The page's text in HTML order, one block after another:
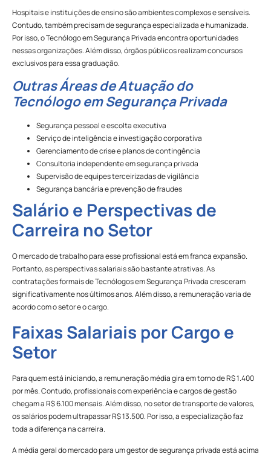
Hospitais e instituições de ensino são ambientes complexos e sensíveis.
Contudo, também precisam de segurança especializada e humanizada.
Por isso, o Tecnólogo em Segurança Privada encontra oportunidades
nessas organizações. Além disso, órgãos públicos realizam concursos
exclusivos para essa graduação.
Outras Áreas de Atuação do
Tecnólogo em Segurança Privada
Segurança pessoal e escolta executiva
Serviço de inteligência e investigação corporativa
Gerenciamento de crise e planos de contingência
Consultoria independente em segurança privada
Supervisão de equipes terceirizadas de vigilância
Segurança bancária e prevenção de fraudes
Salário e Perspectivas de
Carreira no Setor
O mercado de trabalho para esse profissional está em franca expansão.
Portanto, as perspectivas salariais são bastante atrativas. As
contratações formais de Tecnólogos em Segurança Privada cresceram
significativamente nos últimos anos. Além disso, a remuneração varia de
acordo com o setor e o cargo.
Faixas Salariais por Cargo e
Setor
Para quem está iniciando, a remuneração média gira em torno de R$ 1.400
por mês. Contudo, profissionais com experiência e cargos de gestão
chegam a R$ 6.100 mensais. Além disso, no setor de transporte de valores,
os salários podem ultrapassar R$ 13.500. Por isso, a especialização faz
toda a diferença na carreira.
A média geral do mercado para um gestor de segurança privada está acima